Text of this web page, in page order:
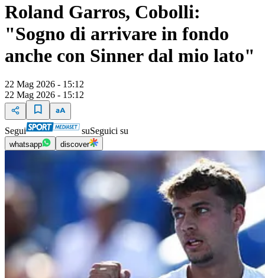
Roland Garros, Cobolli:
"Sogno di arrivare in fondo
anche con Sinner dal mio lato"
22 Mag 2026 - 15:12
22 Mag 2026 - 15:12
Segui suSeguici su
whatsapp discover